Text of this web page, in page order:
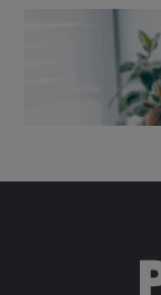
Výpověď ze
zaměstnavatele